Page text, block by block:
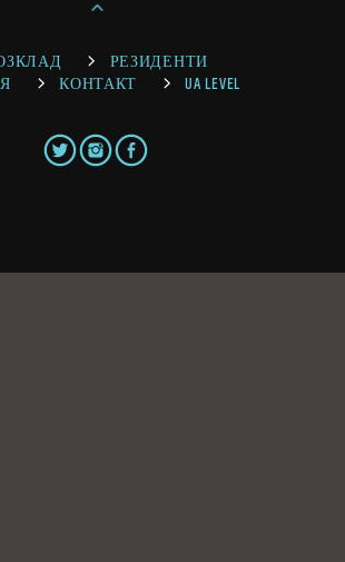
РЕЗИДЕНТИ
КОНТАКТ UA LEVEL